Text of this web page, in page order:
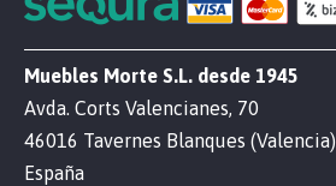
Muebles Morte S.L. desde 1945
Avda. Corts Valencianes, 70
46016 Tavernes Blanques (Valencia)
España